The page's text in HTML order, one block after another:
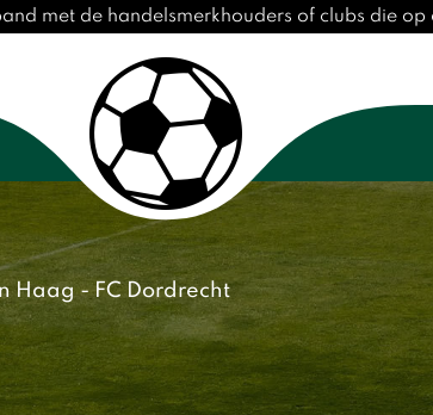
met de handelsmerkhouders of clubs die
Haag - FC Dordrecht